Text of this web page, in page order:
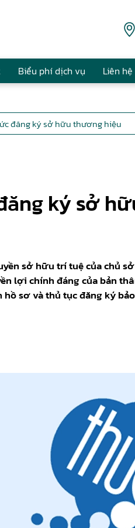
Biểu phí dịch vụ Liên hệ
đăng ký sở hữu thương hiệu
ký sở
sở hữu trí tuệ của chủ
lợi chính đáng của bản
sơ và thủ tục đăng ký